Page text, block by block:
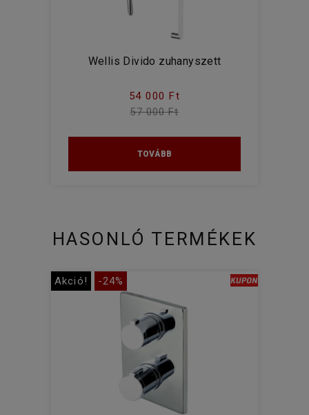
Wellis Divido zuhanyszett
54 000 Ft
57 000 Ft
TOVÁBB
HASONLÓ TERMÉKEK
Akció! -24%